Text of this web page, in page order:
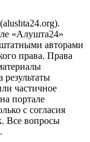
«Алушта24»
авторами
права. Права
результаты
частичное
портале
с согласия
Все вопросы